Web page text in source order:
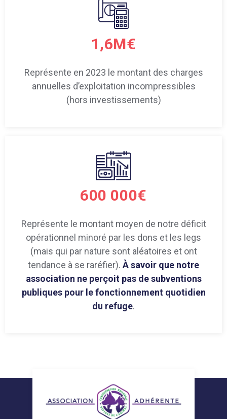
1,6M€
Représente en 2023 le montant des charges
annuelles d’exploitation incompressibles
(hors investissements)
600 000€
Représente le montant moyen de notre déficit
opérationnel minoré par les dons et les legs
(mais qui par nature sont aléatoires et ont
tendance à se raréfier). À savoir que notre
association ne perçoit pas de subventions
publiques pour le fonctionnement quotidien
du refuge.